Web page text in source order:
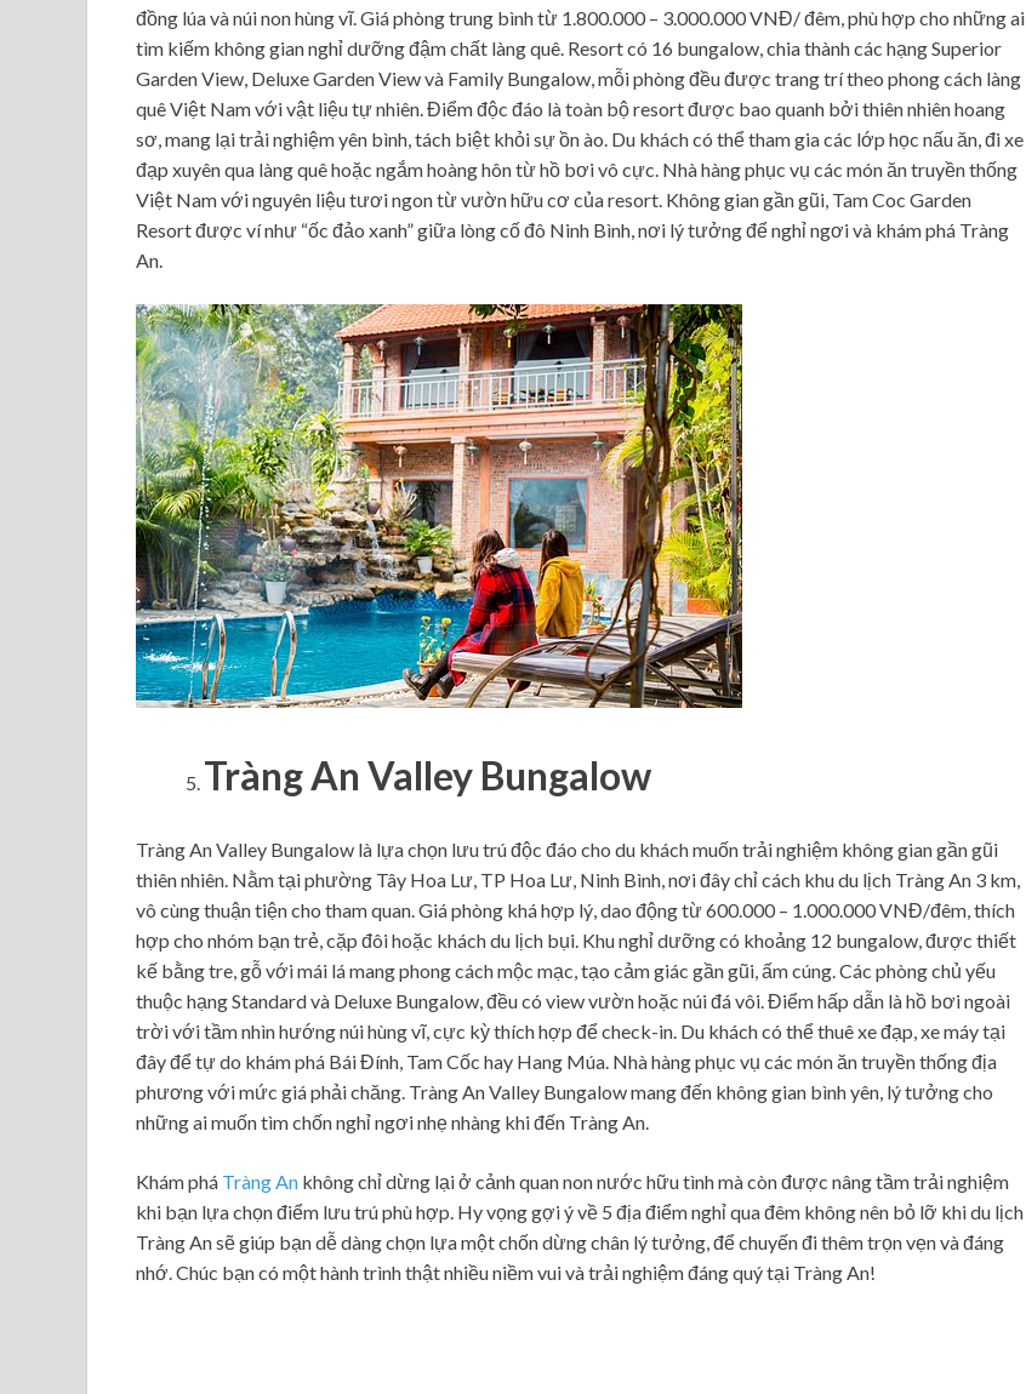
đồng lúa và núi non hùng vĩ. Giá phòng trung bình từ 1.800.000 – 3.000.000 VNĐ/ đêm, phù hợp cho những ai
tìm kiếm không gian nghỉ dưỡng đậm chất làng quê. Resort có 16 bungalow, chia thành các hạng Superior
Garden View, Deluxe Garden View và Family Bungalow, mỗi phòng đều được trang trí theo phong cách làng
quê Việt Nam với vật liệu tự nhiên. Điểm độc đáo là toàn bộ resort được bao quanh bởi thiên nhiên hoang
sơ, mang lại trải nghiệm yên bình, tách biệt khỏi sự ồn ào. Du khách có thể tham gia các lớp học nấu ăn, đi xe
đạp xuyên qua làng quê hoặc ngắm hoàng hôn từ hồ bơi vô cực. Nhà hàng phục vụ các món ăn truyền thống
Việt Nam với nguyên liệu tươi ngon từ vườn hữu cơ của resort. Không gian gần gũi, Tam Coc Garden
Resort được ví như “ốc đảo xanh” giữa lòng cố đô Ninh Bình, nơi lý tưởng để nghỉ ngơi và khám phá Tràng
An.
Tràng An Valley Bungalow
Tràng An Valley Bungalow là lựa chọn lưu trú độc đáo cho du khách muốn trải nghiệm không gian gần gũi
thiên nhiên. Nằm tại phường Tây Hoa Lư, TP Hoa Lư, Ninh Bình, nơi đây chỉ cách khu du lịch Tràng An 3 km,
vô cùng thuận tiện cho tham quan. Giá phòng khá hợp lý, dao động từ 600.000 – 1.000.000 VNĐ/đêm, thích
hợp cho nhóm bạn trẻ, cặp đôi hoặc khách du lịch bụi. Khu nghỉ dưỡng có khoảng 12 bungalow, được thiết
kế bằng tre, gỗ với mái lá mang phong cách mộc mạc, tạo cảm giác gần gũi, ấm cúng. Các phòng chủ yếu
thuộc hạng Standard và Deluxe Bungalow, đều có view vườn hoặc núi đá vôi. Điểm hấp dẫn là hồ bơi ngoài
trời với tầm nhìn hướng núi hùng vĩ, cực kỳ thích hợp để check-in. Du khách có thể thuê xe đạp, xe máy tại
đây để tự do khám phá Bái Đính, Tam Cốc hay Hang Múa. Nhà hàng phục vụ các món ăn truyền thống địa
phương với mức giá phải chăng. Tràng An Valley Bungalow mang đến không gian bình yên, lý tưởng cho
những ai muốn tìm chốn nghỉ ngơi nhẹ nhàng khi đến Tràng An.
Khám phá Tràng An không chỉ dừng lại ở cảnh quan non nước hữu tình mà còn được nâng tầm trải nghiệm
khi bạn lựa chọn điểm lưu trú phù hợp. Hy vọng gợi ý về 5 địa điểm nghỉ qua đêm không nên bỏ lỡ khi du lịch
Tràng An sẽ giúp bạn dễ dàng chọn lựa một chốn dừng chân lý tưởng, để chuyến đi thêm trọn vẹn và đáng
nhớ. Chúc bạn có một hành trình thật nhiều niềm vui và trải nghiệm đáng quý tại Tràng An!